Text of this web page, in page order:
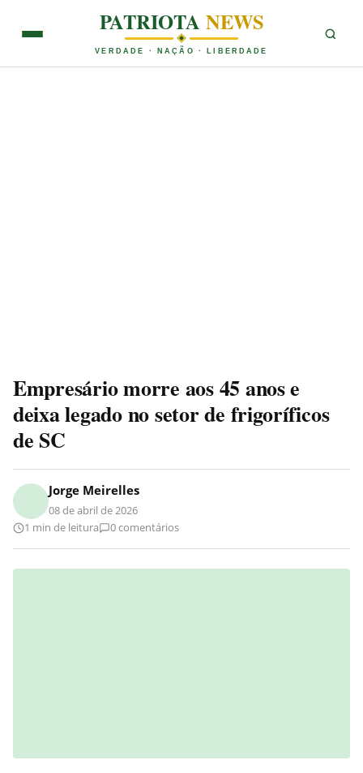
PATRIOTANEWS
VERDADE · NAÇÃO · LIBERDADE
Empresário morre aos 45 anos e
deixa legado no setor de frigoríficos
de SC
Jorge Meirelles
08 de abril de 2026
1 min de leitura
0 comentários